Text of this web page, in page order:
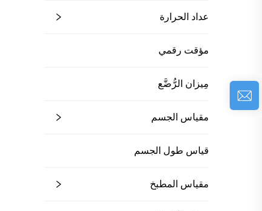
عداد الحرارة
مؤقت رقمي
مِيزان الرُّضَّع
مقياس الجسم
قياس طول الجسم
مقياس المطبخ